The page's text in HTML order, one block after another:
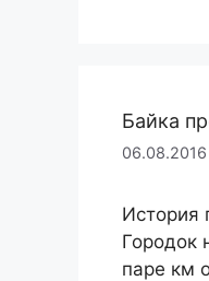
Байка
06.08.2016
История
Городок
паре км